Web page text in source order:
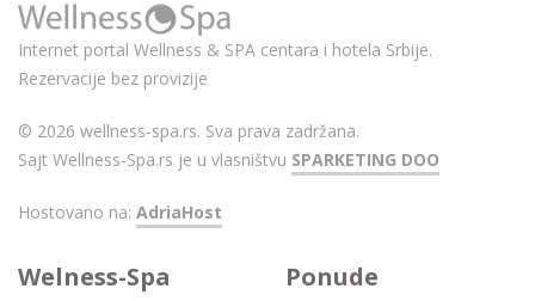
Internet portal Wellness & SPA centara i hotela Srbije.
Rezervacije bez provizije
© 2026 wellness-spa.rs. Sva prava zadržana.
Sajt Wellness-Spa.rs je u vlasništvu SPARKETING DOO
Hostovano na: AdriaHost
Welness-Spa Ponude